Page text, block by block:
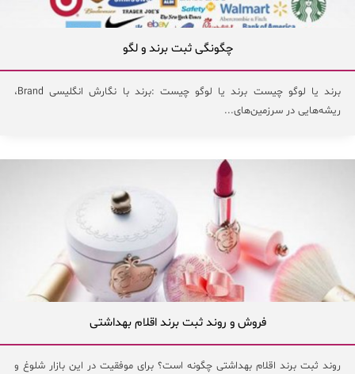
چگونگی ثبت برند و لگو
برند یا لوگو چیست برند یا لوگو چیست :برند با نگارش انگلیسی Brand،
ریشه‌هایی در سرزمین‌های...
فروش و روند ثبت برند اقلام بهداشتی
روند ثبت برند اقلام بهداشتی چگونه است؟ برای موفقیت در این بازار شلوغ و